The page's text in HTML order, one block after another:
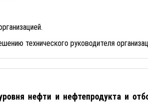
технического руководителя
нефти и нефтепродукта и